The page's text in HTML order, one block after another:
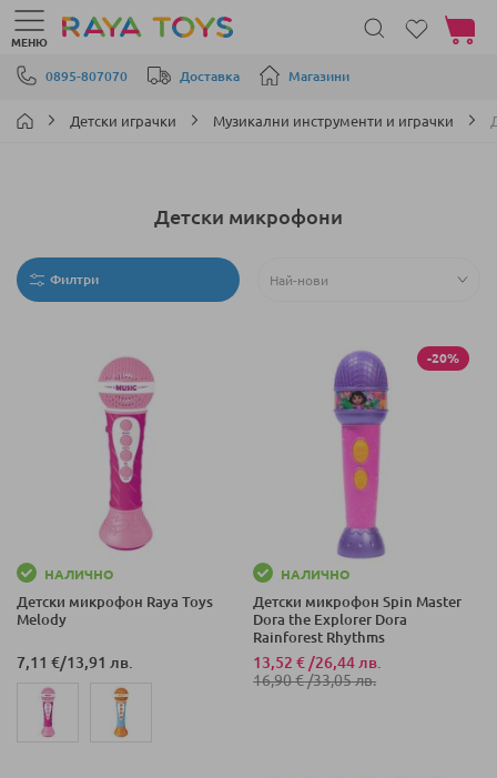
Прескачане към съдържанието
0895-807070 Доставка Магазини
МЕНЮ
Моята
Детски играчки Музикални инструменти и играчки
Детски микрофони
Филтри
НАЛИЧНО
Детски микрофон Raya Toys
Melody
7,11 €/13,91 лв.
-20%
НАЛИЧНО
Детски микрофон Spin Master
Dora the Explorer Dora
Rainforest Rhythms
13,52 € /26,44 лв.
16,90 €/33,05 лв.